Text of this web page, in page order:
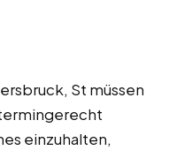
St müssen
einzuhalten,